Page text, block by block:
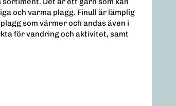
och varma plagg. Finull är lämplig
som värmer och andas även i
för vandring och aktivitet, samt